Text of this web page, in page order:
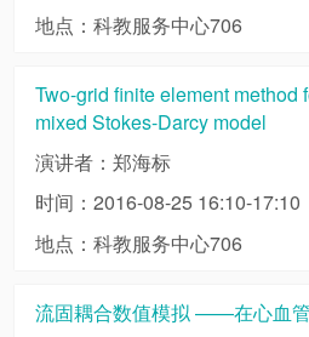
地点：科教服务中心706
Two-grid finite element method
mixed Stokes-Darcy model
演讲者：郑海标
时间：2016-08-25 16:10-17:10
地点：科教服务中心706
流固耦合数值模拟 ——在心血